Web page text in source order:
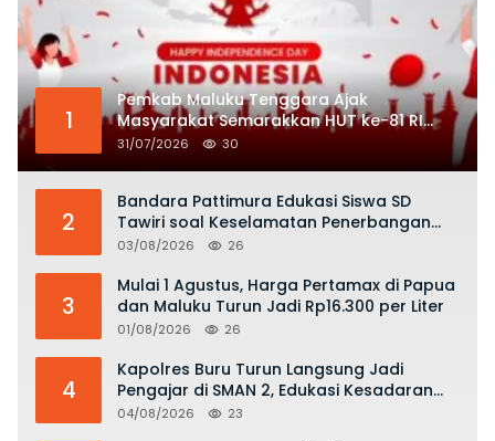
1
Pemkab Maluku Tenggara Ajak
Masyarakat Semarakkan HUT ke-81 RI
dengan Semangat Nasionalisme
31/07/2026 30
2
Bandara Pattimura Edukasi Siswa SD
Tawiri soal Keselamatan Penerbangan
dan Bahaya Bermain Layang-layang di
03/08/2026 26
3
Mulai 1 Agustus, Harga Pertamax di Papua
dan Maluku Turun Jadi Rp16.300 per Liter
01/08/2026 26
4
Kapolres Buru Turun Langsung Jadi
Pengajar di SMAN 2, Edukasi Kesadaran
Hukum dan Stop Kekerasan
04/08/2026 23